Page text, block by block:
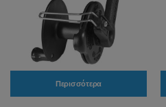
Περισσότερα